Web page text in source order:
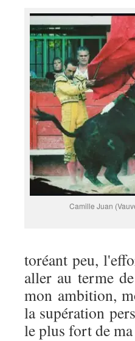
Camille Juan
toréant peu,
aller au terme
mon ambition,
la supération
le plus fort de